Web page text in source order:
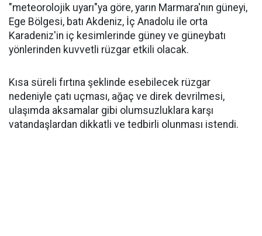
"meteorolojik uyarı"ya göre, yarın Marmara'nın güneyi,
Ege Bölgesi, batı Akdeniz, İç Anadolu ile orta
Karadeniz'in iç kesimlerinde güney ve güneybatı
yönlerinden kuvvetli rüzgar etkili olacak.
Kısa süreli fırtına şeklinde esebilecek rüzgar
nedeniyle çatı uçması, ağaç ve direk devrilmesi,
ulaşımda aksamalar gibi olumsuzluklara karşı
vatandaşlardan dikkatli ve tedbirli olunması istendi.